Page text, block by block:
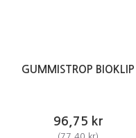
GUMMISTROP BIOKLIP
96,75 kr